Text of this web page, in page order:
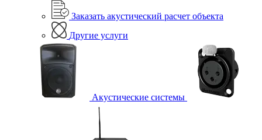
Заказать акустический расчет объекта
Другие услуги
Акустические системы